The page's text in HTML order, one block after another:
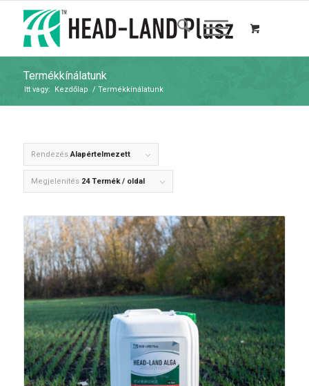
Termékkínálatunk
Itt vagy: Kezdőlap / Termékkínálatunk
RendezésAlapértelmezett
Megjelenítés 24 Termék / oldal